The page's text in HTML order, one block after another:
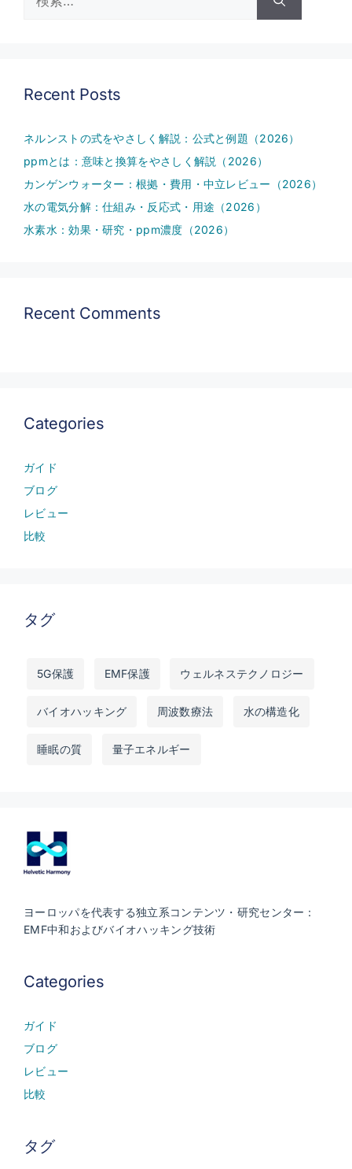
索:
Recent Posts
ネルンストの式をやさしく解説：公式と例題（2026）
ppmとは：意味と換算をやさしく解説（2026）
カンゲンウォーター：根拠・費用・中立レビュー（2026）
水の電気分解：仕組み・反応式・用途（2026）
水素水：効果・研究・ppm濃度（2026）
Recent Comments
Categories
ガイド
ブログ
レビュー
比較
タグ
5G保護 EMF保護 ウェルネステクノロジー
バイオハッキング 周波数療法 水の構造化
睡眠の質 量子エネルギー
ヨーロッパを代表する独立系コンテンツ・研究センター：
EMF中和およびバイオハッキング技術
Categories
ガイド
ブログ
レビュー
比較
タグ